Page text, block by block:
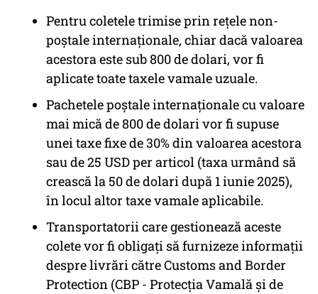
Pentru coletele trimise prin rețele non-
poștale internaționale, chiar dacă valoarea
acestora este sub 800 de dolari, vor fi
aplicate toate taxele vamale uzuale.
Pachetele poștale internaționale cu valoare
mai mică de 800 de dolari vor fi supuse
unei taxe fixe de 30% din valoarea acestora
sau de 25 USD per articol (taxa urmând să
crească la 50 de dolari după 1 iunie 2025),
în locul altor taxe vamale aplicabile.
Transportatorii care gestionează aceste
colete vor fi obligați să furnizeze informații
despre livrări către Customs and Border
Protection (CBP - Protecția Vamală și de